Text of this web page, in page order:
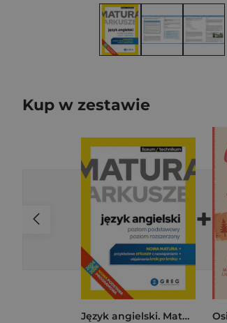
Kup w zestawie
Język angielski. Matura. Arkusze. Poziom podstawowy i rozszerzony
+